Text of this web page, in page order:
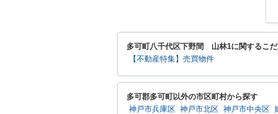
多可町八千代区下野間 山林1に関するこ
【不動産特集】売買物件
多可郡多可町以外の市区町村から探す
神戸市兵庫区 神戸市北区 神戸市中央区